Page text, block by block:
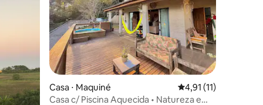
Casa ⋅ Maquiné 4,91 de uma
4,91 (11)
Casa c/ Piscina Aquecida • Natureza e